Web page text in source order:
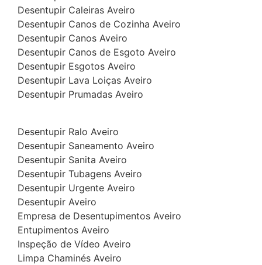
Desentupir Caleiras Aveiro
Desentupir Canos de Cozinha Aveiro
Desentupir Canos Aveiro
Desentupir Canos de Esgoto Aveiro
Desentupir Esgotos Aveiro
Desentupir Lava Loiças Aveiro
Desentupir Prumadas Aveiro
Desentupir Ralo Aveiro
Desentupir Saneamento Aveiro
Desentupir Sanita Aveiro
Desentupir Tubagens Aveiro
Desentupir Urgente Aveiro
Desentupir Aveiro
Empresa de Desentupimentos Aveiro
Entupimentos Aveiro
Inspeção de Vídeo Aveiro
Limpa Chaminés Aveiro